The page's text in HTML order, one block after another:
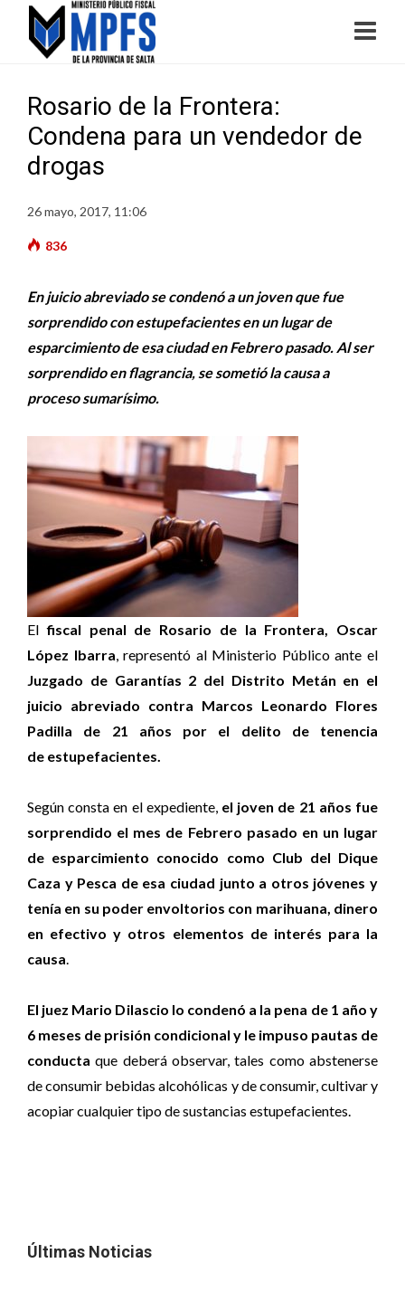
Rosario de la Frontera:
Condena para un vendedor de
drogas
26 mayo, 2017, 11:06
836
En juicio abreviado se condenó a un joven que fue
sorprendido con estupefacientes en un lugar de
esparcimiento de esa ciudad en Febrero pasado. Al ser
sorprendido en flagrancia, se sometió la causa a
proceso sumarísimo.
Elfiscal penal de Rosario de la Frontera, Oscar
López Ibarra, representó al Ministerio Público ante el
Juzgado de Garantías 2 del Distrito Metán en el
juicio abreviado contra Marcos Leonardo Flores
Padilla de 21 años por el delito de tenencia
de estupefacientes.
Según consta en el expediente, el joven de 21 años fue
sorprendido el mes de Febrero pasado en un lugar
de esparcimiento conocido como Club del Dique
Caza y Pesca de esa ciudad junto a otros jóvenes y
tenía en su poder envoltorios con marihuana, dinero
en efectivo y otros elementos de interés para la
causa.
El juez Mario Dilascio lo condenó a la pena de 1 año y
6 meses de prisión condicional y le impuso pautas de
conducta que deberá observar, tales como abstenerse
de consumir bebidas alcohólicas y de consumir, cultivar y
acopiar cualquier tipo de sustancias estupefacientes.
Últimas Noticias